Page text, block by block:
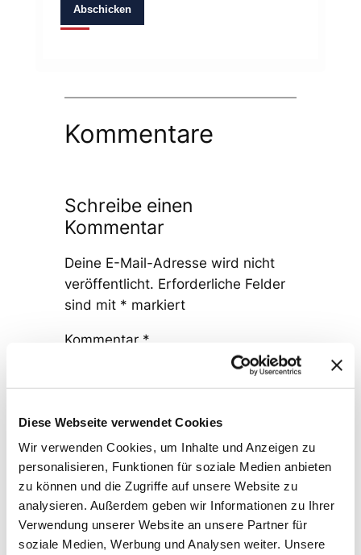
Diese Webseite verwendet Cookies
Wir verwenden Cookies, um Inhalte und Anzeigen zu
personalisieren, Funktionen für soziale Medien anbieten
zu können und die Zugriffe auf unsere Website zu
analysieren. Außerdem geben wir Informationen zu Ihrer
Verwendung unserer Website an unsere Partner für
soziale Medien, Werbung und Analysen weiter. Unsere
Abschicken
Kommentare
Schreibe einen
Kommentar
Deine E-Mail-Adresse wird nicht
veröffentlicht. Erforderliche Felder
sind mit * markiert
Kommentar *
Name*
E-Mail-Adresse*